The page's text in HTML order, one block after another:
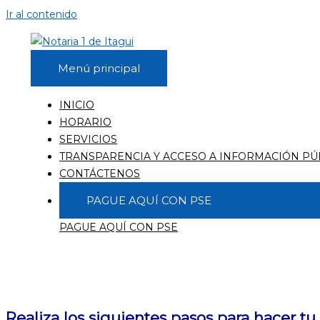
Ir al contenido
Menú principal
INICIO
HORARIO
SERVICIOS
TRANSPARENCIA Y ACCESO A INFORMACIÓN
CONTÁCTENOS
PAGUE AQUÍ CON PSE
PAGUE AQUÍ CON PSE